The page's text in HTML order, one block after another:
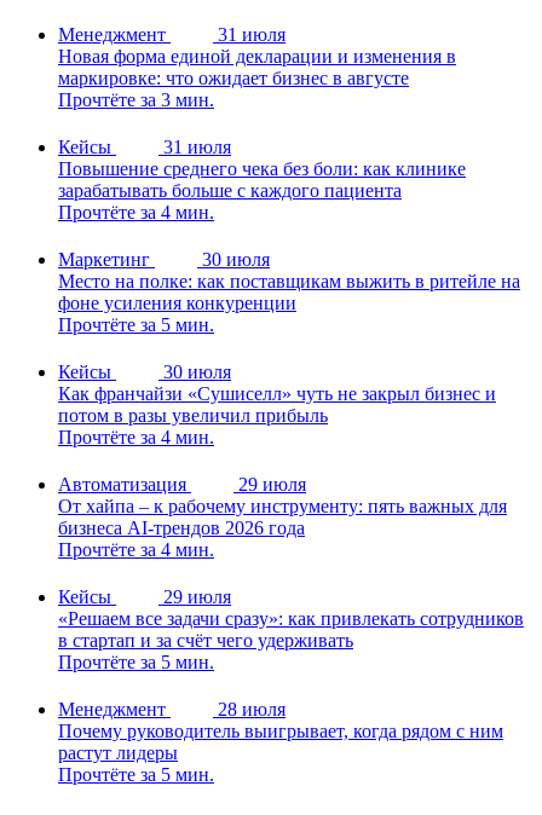
Менеджмент
31 июля
Новая форма единой декларации и изменения в
маркировке: что ожидает бизнес в августе
Прочтёте за 3 мин.
Кейсы
31 июля
Повышение среднего чека без боли: как клинике
зарабатывать больше с каждого пациента
Прочтёте за 4 мин.
Маркетинг
30 июля
Место на полке: как поставщикам выжить в ритейле на
фоне усиления конкуренции
Прочтёте за 5 мин.
Кейсы
30 июля
Как франчайзи «Сушиселл» чуть не закрыл бизнес и
потом в разы увеличил прибыль
Прочтёте за 4 мин.
Автоматизация
29 июля
От хайпа – к рабочему инструменту: пять важных для
бизнеса AI-трендов 2026 года
Прочтёте за 4 мин.
Кейсы
29 июля
«Решаем все задачи сразу»: как привлекать сотрудников
в стартап и за счёт чего удерживать
Прочтёте за 5 мин.
Менеджмент
28 июля
Почему руководитель выигрывает, когда рядом с ним
растут лидеры
Прочтёте за 5 мин.